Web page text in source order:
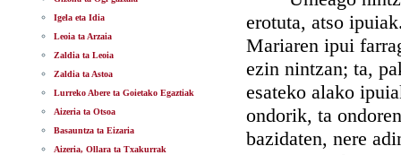
Igela eta Idia
Leoia ta Arzaia
Zaldia ta Leoia
Zaldia ta Astoa
Lurreko Abere ta Goietako Egaztiak
Aizeria ta Otsoa
Basauntza ta Eizaria
Aizeria, Ollara ta Txakurrak
erotuta, atso
Mariaren ipui
ezin nintzan; ta,
esateko alako
ondorik, ta
bazidaten, nere